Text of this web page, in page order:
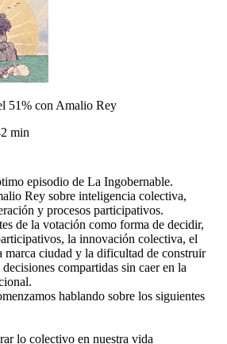
51% con Amalio Rey
min
episodio de La Ingobernable.
Rey sobre inteligencia colectiva,
y procesos participativos.
de la votación como forma de decidir,
la innovación colectiva, el
marca ciudad y la dificultad de construir
compartidas sin caer en la
hablando sobre los siguientes
lo colectivo en nuestra vida